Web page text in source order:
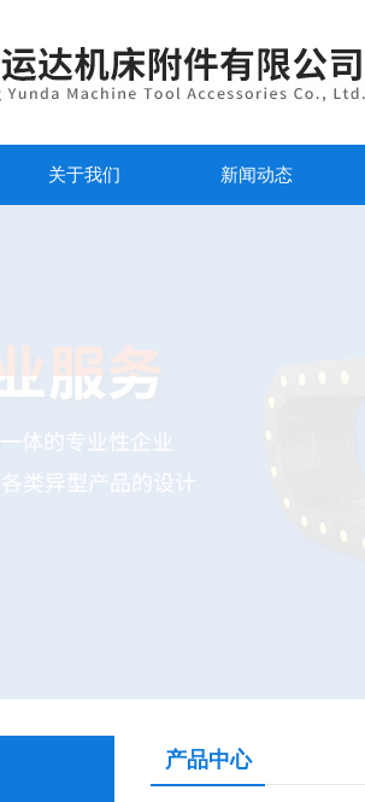
关于我们 新闻动态
产品中心